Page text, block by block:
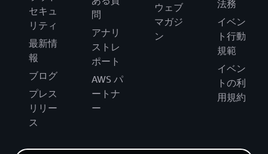
セキュ
リティ
最新情
報
ブログ
プレス
リリー
ス
問
アナリ
ストレ
ポート
AWS パ
ートナ
ー
ウェブ
マガジ
ン
法務
イベン
ト行動
規範
イベン
トの利
用規約